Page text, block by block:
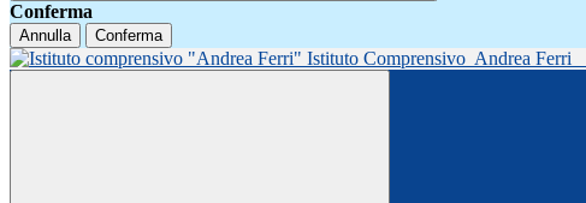
Conferma
Annulla Conferma
Istituto Comprensivo Andrea Ferri